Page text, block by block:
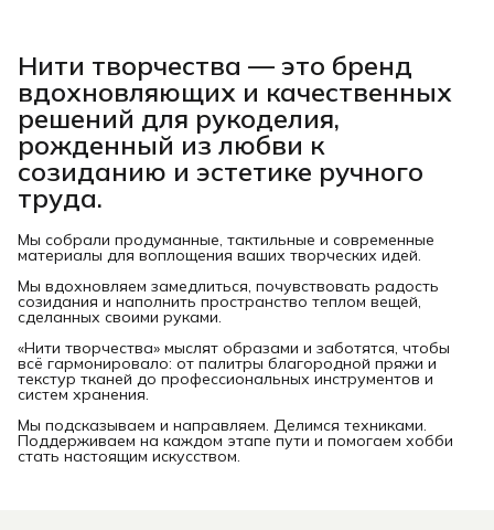
Нити творчества — это бренд
вдохновляющих и качественных
решений для рукоделия,
рожденный из любви к
созиданию и эстетике ручного
труда.
Мы собрали продуманные, тактильные и современные
материалы для воплощения ваших творческих идей.
Мы вдохновляем замедлиться, почувствовать радость
созидания и наполнить пространство теплом вещей,
сделанных своими руками.
«Нити творчества» мыслят образами и заботятся, чтобы
всё гармонировало: от палитры благородной пряжи и
текстур тканей до профессиональных инструментов и
систем хранения.
Мы подсказываем и направляем. Делимся техниками.
Поддерживаем на каждом этапе пути и помогаем хобби
стать настоящим искусством.